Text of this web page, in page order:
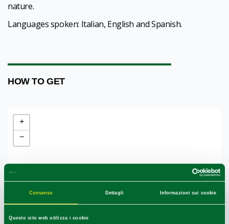
Consenso Dettagli Informazioni sui cookie
Questo sito web utilizza i cookie
nature.
Languages spoken: Italian, English and Spanish.
HOW TO GET
+
−